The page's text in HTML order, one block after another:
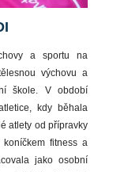
a sportu na
výchovu a
škole. V období
kdy běhala
atlety od přípravky
fitness a
jako osobní